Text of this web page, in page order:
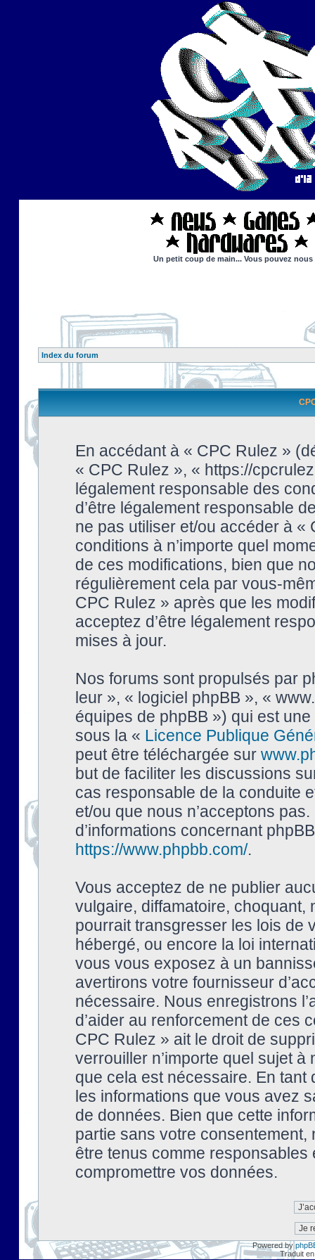
Un petit coup de main... Vous pouvez
Index du forum
En accédant à « CPC Rulez »
« CPC Rulez », « https://
légalement responsable des
d’être légalement responsable
ne pas utiliser et/ou accéder à
conditions à n’importe quel
de ces modifications, bien que
régulièrement cela par vous-
CPC Rulez » après que les
acceptez d’être légalement
mises à jour.
Nos forums sont propulsés par
leur », « logiciel phpBB », «
équipes de phpBB ») qui est
sous la « Licence Publique
peut être téléchargée sur
but de faciliter les discussions
cas responsable de la conduite
et/ou que nous n’acceptons
d’informations concernant
https://www.phpbb.com/.
Vous acceptez de ne publier
vulgaire, diffamatoire, choquant,
pourrait transgresser les lois de
hébergé, ou encore la loi
vous vous exposez à un
avertirons votre fournisseur
nécessaire. Nous enregistrons
d’aider au renforcement de ces
CPC Rulez » ait le droit de
verrouiller n’importe quel sujet à
que cela est nécessaire. En tant
les informations que vous avez
de données. Bien que cette
partie sans votre
être tenus comme
compromettre vos données.
Powered by
Traduit